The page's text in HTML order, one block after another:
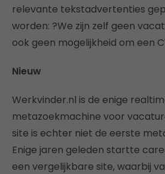
relevante tekstadvertenties
worden: ?We zijn zelf geen
ook geen mogelijkheid om een
Nieuw
Werkvinder.nl is de enige
metazoekmachine voor
site is echter niet de eerste
Enige jaren geleden startte
een vergelijkbare site, waarbij